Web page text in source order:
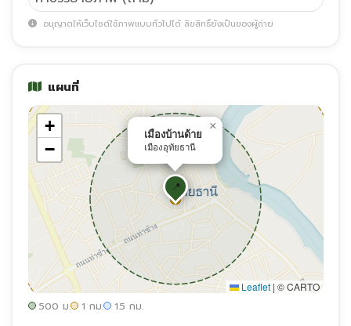
อนุญาตให้เว็บไซต์ใช้ภาพแบบทั่วไปได้ ลิขสิทธิ์ยังเป็นของผู้ถ่าย
แผนที่
📍
เมืองบ้านด้าย
เมืองอุทัยธานี
×
+
−
Leaflet | © CARTO
500 ม. 1 กม. 1.5 กม.